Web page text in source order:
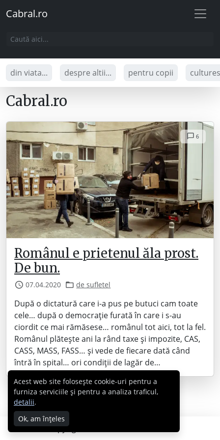
Cabral.ro
din viata... despre altii... pentru copii
Cabral.ro
6
Românul e prietenul ăla prost.
De bun.
07.04.2020 de sufletel
După o dictatură care i-a pus pe butuci cam toate
cele… după o democrație furată în care i s-au
ciordit ce mai rămăsese… românul tot aici, tot la fel.
Românul plătește ani la rând taxe și impozite, CAS,
CASS, MASS, FASS… și vede de fiecare dată când
întră în spital… ori condiții de lagăr de…
Copyright © 2007 - 2026 Cabral.ro
Acest web site folosește cookie-uri pentru a
furniza serviciile și pentru a analiza traficul,
detalii.
Ok, am înțeles